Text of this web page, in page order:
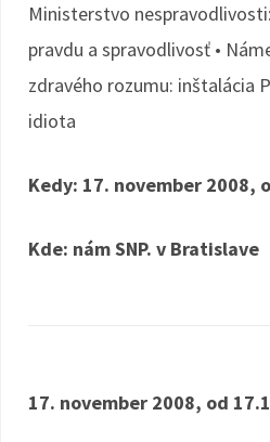
Ministerstvo
pravdu a spravodlivosť •
zdravého rozumu: inštalácia
idiota
Kedy: 17. november 2008,
Kde: nám SNP. v Bratislave
17. november 2008, od